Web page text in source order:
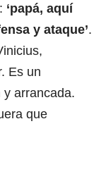
‘papá, aquí
y ataque’.
Es un
y arrancada.
que